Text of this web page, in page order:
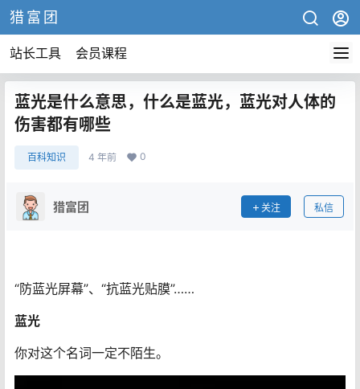
猎富团
站长工具 会员课程
蓝光是什么意思，什么是蓝光，蓝光对人体的
伤害都有哪些
百科知识 4 年前 0
猎富团 关注 私信
“防蓝光屏幕”、“抗蓝光贴膜”……
蓝光
你对这个名词一定不陌生。